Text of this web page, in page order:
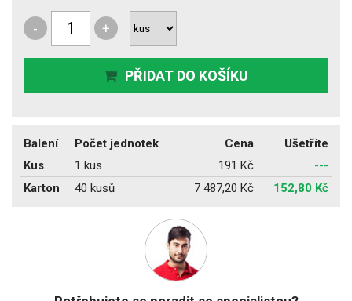
- +
PŘIDAT DO KOŠÍKU
Balení Počet jednotek Cena
Ušetříte
Kus
1 kus 191 Kč
---
Karton
40 kusů 7 487,20 Kč 152,80 Kč